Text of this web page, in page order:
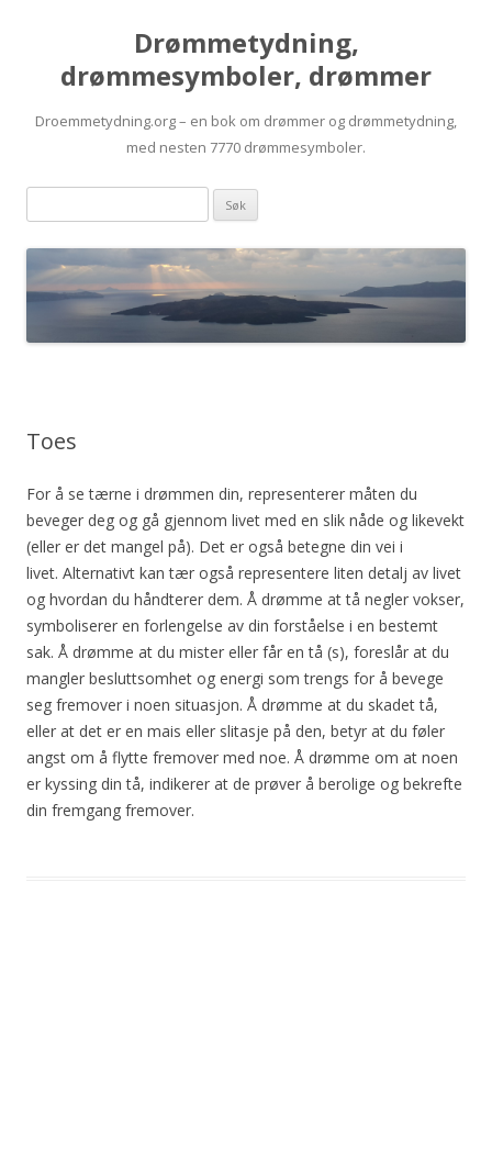
Drømmetydning,
drømmesymboler, drømmer
Droemmetydning.org – en bok om drømmer og drømmetydning,
med nesten 7770 drømmesymboler.
Skip
content
søk:
Toes
For å se tærne i drømmen din, representerer måten du
beveger deg og gå gjennom livet med en slik nåde og likevekt
(eller er det mangel på). Det er også betegne din vei i
livet. Alternativt kan tær også representere liten detalj av livet
og hvordan du håndterer dem. Å drømme at tå negler vokser,
symboliserer en forlengelse av din forståelse i en bestemt
sak. Å drømme at du mister eller får en tå (s), foreslår at du
mangler besluttsomhet og energi som trengs for å bevege
seg fremover i noen situasjon. Å drømme at du skadet tå,
eller at det er en mais eller slitasje på den, betyr at du føler
angst om å flytte fremover med noe. Å drømme om at noen
er kyssing din tå, indikerer at de prøver å berolige og bekrefte
din fremgang fremover.